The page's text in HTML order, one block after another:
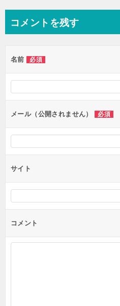
ビ
ー
シ
ン
コメントを残す
名前 必須
メール（公開されません） 必須
サイト
コメント